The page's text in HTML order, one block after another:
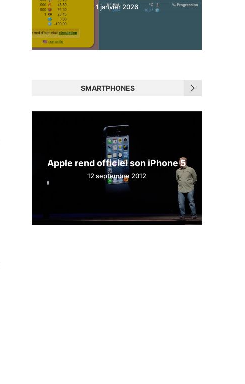
1 janvier 2026
SMARTPHONES
Apple rend officiel son iPhone 5
12 septembre 2012